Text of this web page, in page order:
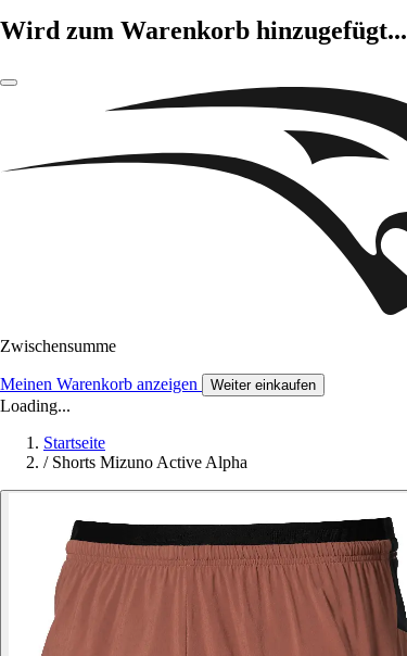
Wird zum Warenkorb hinzugefügt...
Zwischensumme
Meinen Warenkorb anzeigen Weiter einkaufen
Loading...
Startseite
/ Shorts Mizuno Active Alpha